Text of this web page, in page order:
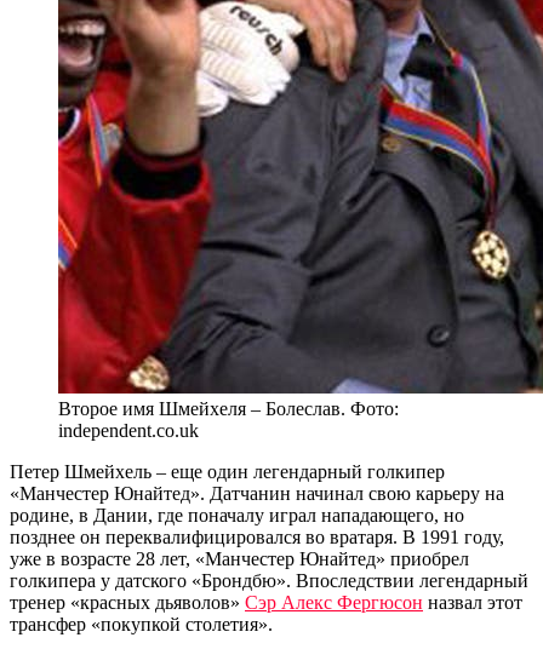
Второе имя Шмейхеля – Болеслав. Фото:
independent.co.uk
Петер Шмейхель – еще один легендарный голкипер
«Манчестер Юнайтед». Датчанин начинал свою карьеру на
родине, в Дании, где поначалу играл нападающего, но
позднее он переквалифицировался во вратаря. В 1991 году,
уже в возрасте 28 лет, «Манчестер Юнайтед» приобрел
голкипера у датского «Брондбю». Впоследствии легендарный
тренер «красных дьяволов» Сэр Алекс Фергюсон назвал этот
трансфер «покупкой столетия».